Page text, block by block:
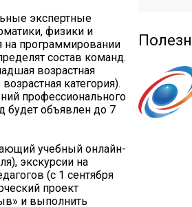
экспертные
физики и
на программировании
состав команд.
возрастная
категория).
профессионального
будет объявлен до 7
учебный онлайн-
экскурсии на
(с 1 сентября
проект
и выполнить